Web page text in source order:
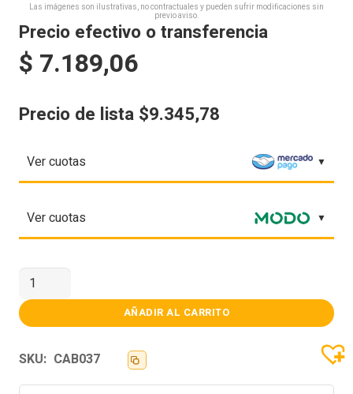
Las imágenes son ilustrativas, no contractuales y pueden sufrir modificaciones sin
previo aviso.
Precio efectivo o transferencia
$ 7.189,06
Precio de lista $9.345,78
Ver cuotas
Ver cuotas
CONTROLADOR
ARGB
TECWARE
SATA
BOTON
cantidad
AÑADIR AL CARRITO
SKU: CAB037